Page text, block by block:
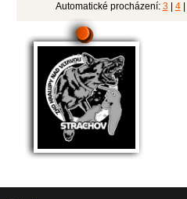
Automatické procházení: 3 4|